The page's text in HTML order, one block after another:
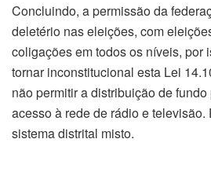
Concluindo, a permissão da
deletério nas eleições, com
coligações em todos os níveis, por
tornar inconstitucional esta Lei
não permitir a distribuição de
acesso à rede de rádio e televisão.
sistema distrital misto.